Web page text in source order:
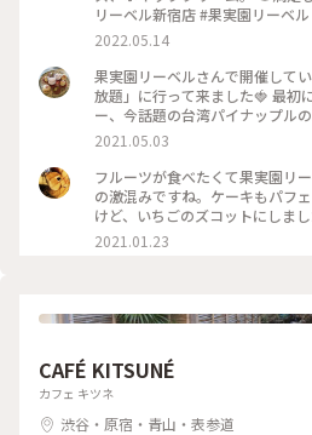
リーベル新宿店 #果実園リーベル #スイーツoldman #ふらっと
クリス
2022.05.14
果実園リーベルさんで開催して
放題」に行って来ました🍓 最初
ー、今話題の台湾パイナップル
たプレートが出てきて私も友達
んのこと、マンゴーとパイナッ
しかった〜！ あまおうプレート
とマンゴーのフルーツサンドは
の虜になってしまい、後半はひ
べてました笑。お値段はそこそ
り満足度は高いです！ #果実園
2021.05.03
フルーツが食べたくて果実園リ
の激混みですね。ケーキもパフ
けど、いちごのズコットにしま
ースもおいしかった🍊 #果実園
宿
2021.01.23
CAFÉ KITSUNÉ
カフェ キツネ
渋谷・原宿・青山・表参道